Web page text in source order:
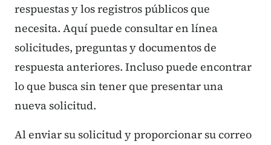
respuestas y los registros públicos que
necesita. Aquí puede consultar en línea
solicitudes, preguntas y documentos de
respuesta anteriores. Incluso puede encontrar
lo que busca sin tener que presentar una
nueva solicitud.
Al enviar su solicitud y proporcionar su correo